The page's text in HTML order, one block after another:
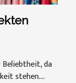
da
stehen....